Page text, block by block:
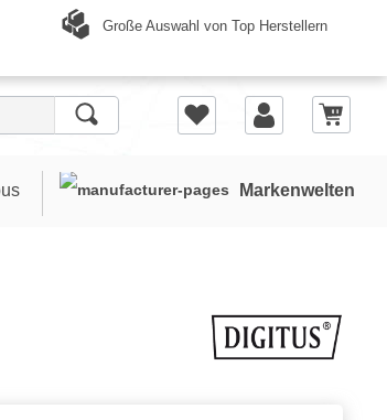
Große Auswahl von Top Herstellern
Markenwelten